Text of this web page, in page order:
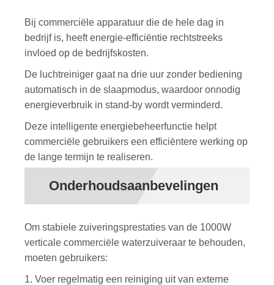
Bij commerciële apparatuur die de hele dag in
bedrijf is, heeft energie-efficiëntie rechtstreeks
invloed op de bedrijfskosten.
De luchtreiniger gaat na drie uur zonder bediening
automatisch in de slaapmodus, waardoor onnodig
energieverbruik in stand-by wordt verminderd.
Deze intelligente energiebeheerfunctie helpt
commerciële gebruikers een efficiëntere werking op
de lange termijn te realiseren.
Onderhoudsaanbevelingen
Om stabiele zuiveringsprestaties van de 1000W
verticale commerciële waterzuiveraar te behouden,
moeten gebruikers:
1. Voer regelmatig een reiniging uit van externe